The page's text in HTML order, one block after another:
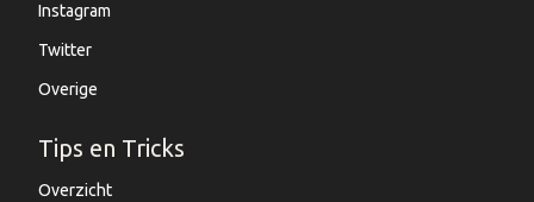
Instagram
Twitter
Overige
Tips en Tricks
Overzicht